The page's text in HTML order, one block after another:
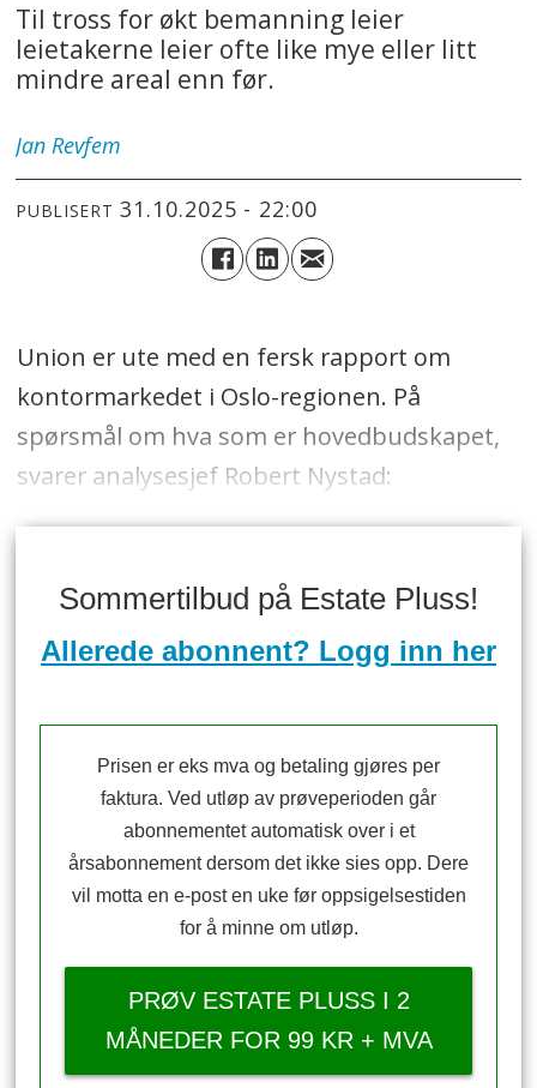
Til tross for økt bemanning leier
leietakerne leier ofte like mye eller litt
mindre areal enn før.
Jan Revfem
PUBLISERT 31.10.2025 - 22:00
Union er ute med en fersk rapport om
kontormarkedet i Oslo-regionen. På
spørsmål om hva som er hovedbudskapet,
svarer analysesjef Robert Nystad:
Sommertilbud på Estate Pluss!
Allerede abonnent? Logg inn her
Prisen er eks mva og betaling gjøres per
faktura. Ved utløp av prøveperioden går
abonnementet automatisk over i et
årsabonnement dersom det ikke sies opp. Dere
vil motta en e-post en uke før oppsigelsestiden
for å minne om utløp.
PRØV ESTATE PLUSS I 2
MÅNEDER FOR 99 KR + MVA